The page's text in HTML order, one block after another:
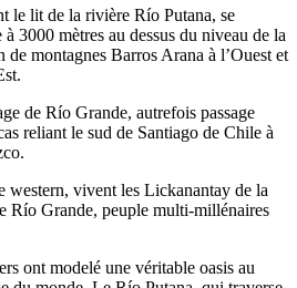
le lit de la rivière Río Putana, se
3000 mètres au dessus du niveau de la
de montagnes Barros Arana à l’Ouest et
de Río Grande, autrefois passage
reliant le sud de Santiago de Chile à
western, vivent les Lickanantay de la
Río Grande, peuple multi-millénaires
ont modelé une véritable oasis au